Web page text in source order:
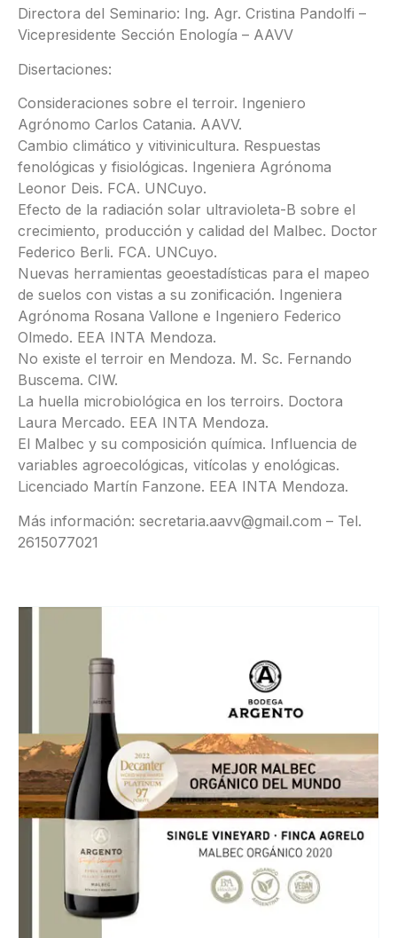
Directora del Seminario: Ing. Agr. Cristina Pandolfi –
Vicepresidente Sección Enología – AAVV
Disertaciones:
Consideraciones sobre el terroir. Ingeniero
Agrónomo Carlos Catania. AAVV.
Cambio climático y vitivinicultura. Respuestas
fenológicas y fisiológicas. Ingeniera Agrónoma
Leonor Deis. FCA. UNCuyo.
Efecto de la radiación solar ultravioleta-B sobre el
crecimiento, producción y calidad del Malbec. Doctor
Federico Berli. FCA. UNCuyo.
Nuevas herramientas geoestadísticas para el mapeo
de suelos con vistas a su zonificación. Ingeniera
Agrónoma Rosana Vallone e Ingeniero Federico
Olmedo. EEA INTA Mendoza.
No existe el terroir en Mendoza. M. Sc. Fernando
Buscema. CIW.
La huella microbiológica en los terroirs. Doctora
Laura Mercado. EEA INTA Mendoza.
El Malbec y su composición química. Influencia de
variables agroecológicas, vitícolas y enológicas.
Licenciado Martín Fanzone. EEA INTA Mendoza.
Más información: secretaria.aavv@gmail.com – Tel.
2615077021